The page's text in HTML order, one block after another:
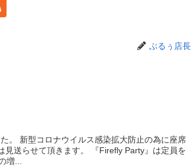
ぶるぅ店長
。 新型コロナウイルス感染拡大防止の為に座席
送らせて頂きます。 『Firefly Party』は定員を
増...